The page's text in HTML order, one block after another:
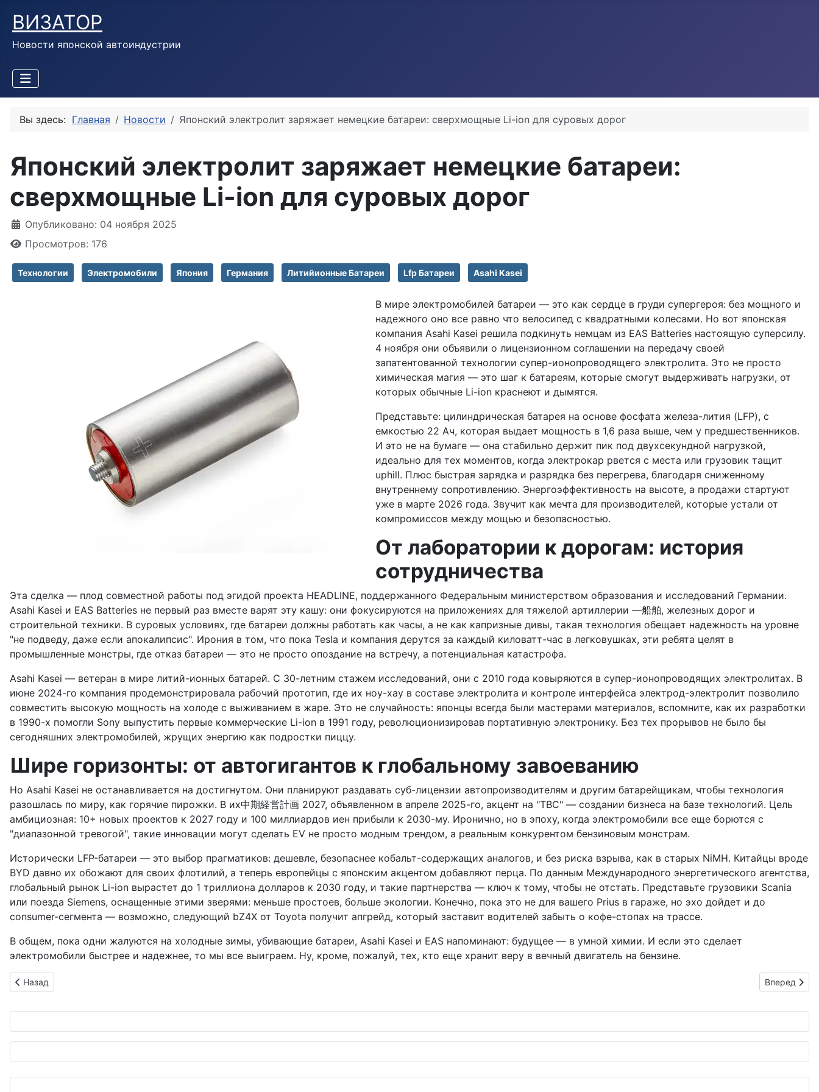
ВИЗАТОР
Новости японской автоиндустрии
Вы здесь: Главная Новости Японский электролит заряжает немецкие батареи: сверхмощные Li-ion для суровых дорог
Японский электролит заряжает немецкие батареи:
сверхмощные Li-ion для суровых дорог
Информация о материале
Опубликовано: 04 ноября 2025
Просмотров: 176
Технологии Электромобили Япония Германия Литийионные Батареи Lfp Батареи Asahi Kasei
В мире электромобилей батареи — это как сердце в груди супергероя: без мощного и
надежного оно все равно что велосипед с квадратными колесами. Но вот японская
компания Asahi Kasei решила подкинуть немцам из EAS Batteries настоящую суперсилу.
4 ноября они объявили о лицензионном соглашении на передачу своей
запатентованной технологии супер-ионопроводящего электролита. Это не просто
химическая магия — это шаг к батареям, которые смогут выдерживать нагрузки, от
которых обычные Li-ion краснеют и дымятся.
Представьте: цилиндрическая батарея на основе фосфата железа-лития (LFP), с
емкостью 22 Ач, которая выдает мощность в 1,6 раза выше, чем у предшественников.
И это не на бумаге — она стабильно держит пик под двухсекундной нагрузкой,
идеально для тех моментов, когда электрокар рвется с места или грузовик тащит
uphill. Плюс быстрая зарядка и разрядка без перегрева, благодаря сниженному
внутреннему сопротивлению. Энергоэффективность на высоте, а продажи стартуют
уже в марте 2026 года. Звучит как мечта для производителей, которые устали от
компромиссов между мощью и безопасностью.
От лаборатории к дорогам: история
сотрудничества
Эта сделка — плод совместной работы под эгидой проекта HEADLINE, поддержанного Федеральным министерством образования и исследований Германии.
Asahi Kasei и EAS Batteries не первый раз вместе варят эту кашу: они фокусируются на приложениях для тяжелой артиллерии —船舶, железных дорог и
строительной техники. В суровых условиях, где батареи должны работать как часы, а не как капризные дивы, такая технология обещает надежность на уровне
"не подведу, даже если апокалипсис". Ирония в том, что пока Tesla и компания дерутся за каждый киловатт-час в легковушках, эти ребята целят в
промышленные монстры, где отказ батареи — это не просто опоздание на встречу, а потенциальная катастрофа.
Asahi Kasei — ветеран в мире литий-ионных батарей. С 30-летним стажем исследований, они с 2010 года ковыряются в супер-ионопроводящих электролитах. В
июне 2024-го компания продемонстрировала рабочий прототип, где их ноу-хау в составе электролита и контроле интерфейса электрод-электролит позволило
совместить высокую мощность на холоде с выживанием в жаре. Это не случайность: японцы всегда были мастерами материалов, вспомните, как их разработки
в 1990-х помогли Sony выпустить первые коммерческие Li-ion в 1991 году, революционизировав портативную электронику. Без тех прорывов не было бы
сегодняшних электромобилей, жрущих энергию как подростки пиццу.
Шире горизонты: от автогигантов к глобальному завоеванию
Но Asahi Kasei не останавливается на достигнутом. Они планируют раздавать суб-лицензии автопроизводителям и другим батарейщикам, чтобы технология
разошлась по миру, как горячие пирожки. В их中期経営計画 2027, объявленном в апреле 2025-го, акцент на "TBC" — создании бизнеса на базе технологий. Цель
амбициозная: 10+ новых проектов к 2027 году и 100 миллиардов иен прибыли к 2030-му. Иронично, но в эпоху, когда электромобили все еще борются с
"диапазонной тревогой", такие инновации могут сделать EV не просто модным трендом, а реальным конкурентом бензиновым монстрам.
Исторически LFP-батареи — это выбор прагматиков: дешевле, безопаснее кобальт-содержащих аналогов, и без риска взрыва, как в старых NiMH. Китайцы вроде
BYD давно их обожают для своих флотилий, а теперь европейцы с японским акцентом добавляют перца. По данным Международного энергетического агентства,
глобальный рынок Li-ion вырастет до 1 триллиона долларов к 2030 году, и такие партнерства — ключ к тому, чтобы не отстать. Представьте грузовики Scania
или поезда Siemens, оснащенные этими зверями: меньше простоев, больше экологии. Конечно, пока это не для вашего Prius в гараже, но эхо дойдет и до
consumer-сегмента — возможно, следующий bZ4X от Toyota получит апгрейд, который заставит водителей забыть о кофе-стопах на трассе.
В общем, пока одни жалуются на холодные зимы, убивающие батареи, Asahi Kasei и EAS напоминают: будущее — в умной химии. И если это сделает
электромобили быстрее и надежнее, то мы все выиграем. Ну, кроме, пожалуй, тех, кто еще хранит веру в вечный двигатель на бензине.
Предыдущий: Toyota Tsusho Group на Messenagoya 2025: от ракушек к солнечным батареям в погоне за зелёным будущим
Назад Следующий:
Вперед